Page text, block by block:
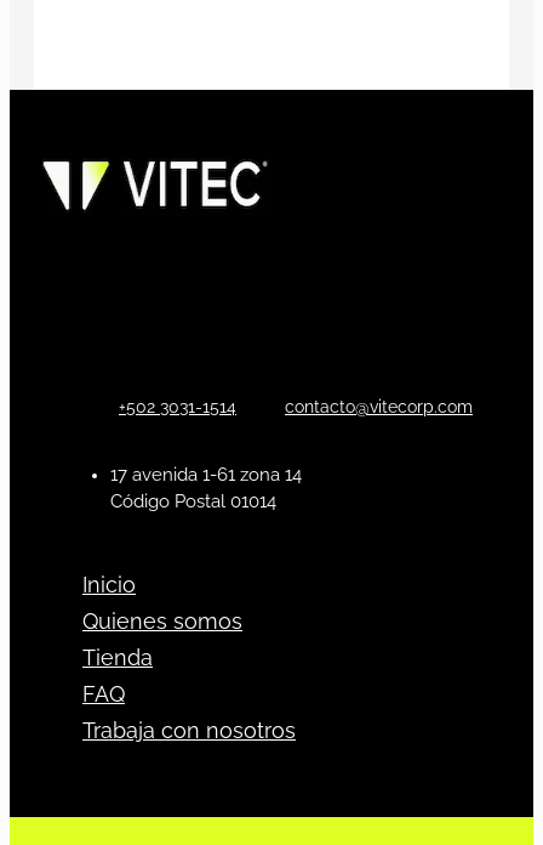
+502 3031-1514 contacto@vitecorp.com
17 avenida 1-61 zona 14
Código Postal 01014
Inicio
Quienes somos
Tienda
FAQ
Trabaja con nosotros